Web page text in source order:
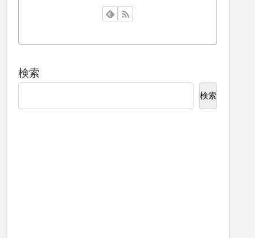
検索
検索